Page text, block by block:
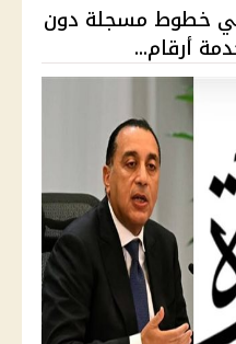
في خطوط مسجلة دون
أرقام...